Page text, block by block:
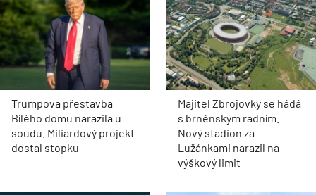
Trumpova přestavba
Bílého domu narazila u
soudu. Miliardový projekt
dostal stopku
Majitel Zbrojovky se hádá
s brněnským radním.
Nový stadion za
Lužánkami narazil na
výškový limit